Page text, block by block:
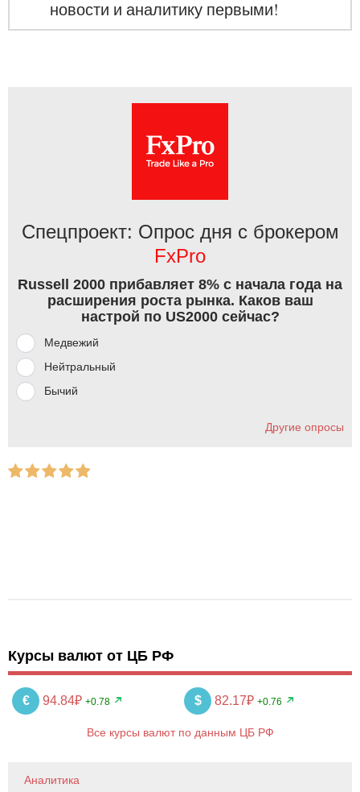
новости и аналитику первыми!
Спецпроект: Опрос дня с брокером
FxPro
Russell 2000 прибавляет 8% с начала года на
расширения роста рынка. Каков ваш
настрой по US2000 сейчас?
Медвежий
Нейтральный
Бычий
Другие опросы
Курсы валют от ЦБ РФ
€ 94.84₽ +0.78 $ 82.17₽ +0.76
Все курсы валют по данным ЦБ РФ
Аналитика